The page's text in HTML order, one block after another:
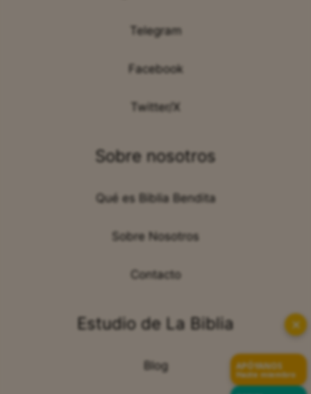
Telegram
Facebook
Twitter/X
Sobre nosotros
Qué es Biblia Bendita
Sobre Nosotros
Contacto
Estudio de La Biblia
Blog
✕
APÓYANOS
Hazte miembro